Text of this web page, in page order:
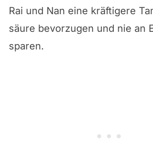
Rai und Nan eine kräftigere
säure bevorzugen und nie an
sparen.